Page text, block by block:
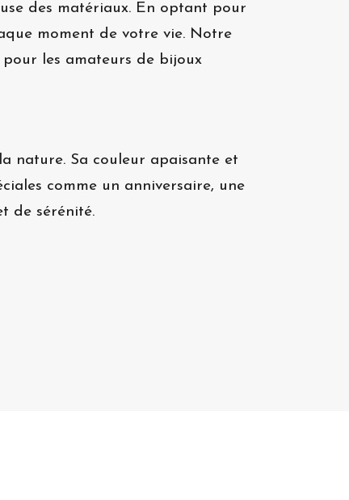
des matériaux. En optant pour
moment de votre vie. Notre
les amateurs de bijoux
nature. Sa couleur apaisante et
comme un anniversaire, une
de sérénité.